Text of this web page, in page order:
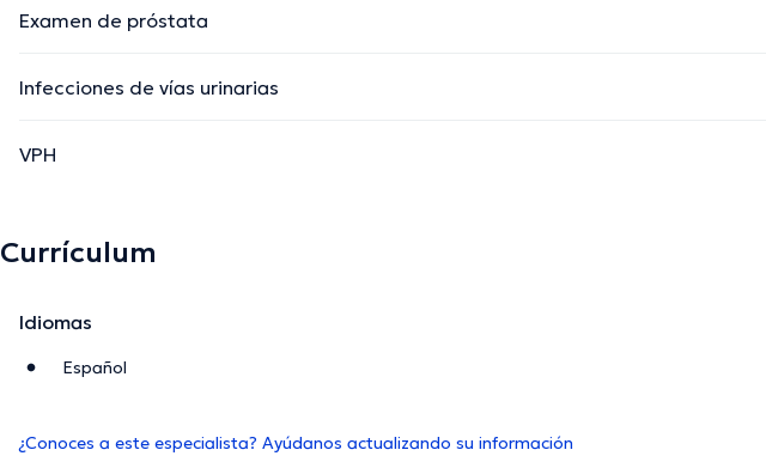
Examen de próstata
Infecciones de vías urinarias
VPH
Currículum
Idiomas
Español
¿Conoces a este especialista? Ayúdanos actualizando su información